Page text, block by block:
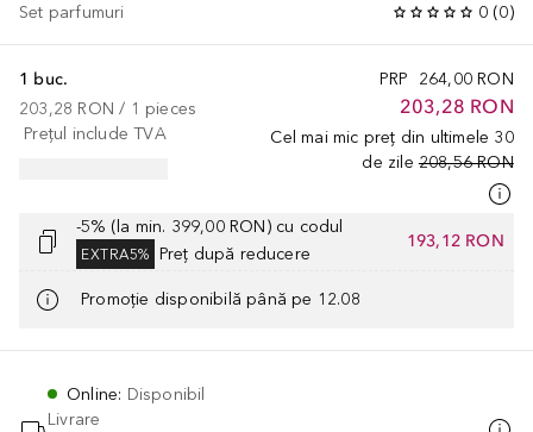
Set parfumuri 0 (0)
PRP 264,00 RON
203,28 RON
Cel mai mic preț din ultimele 30
de zile 208,56 RON
1 buc.
203,28 RON / 1 pieces
Prețul include TVA
-5% (la min. 399,00 RON) cu codul
EXTRA5% Preț după reducere
193,12 RON
Promoție disponibilă până pe 12.08
Online: Disponibil
Livrare